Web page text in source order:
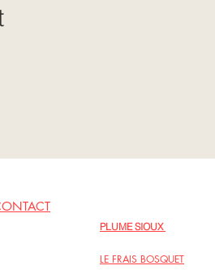
PLUME SIOUX
LE FRAIS BOSQUET